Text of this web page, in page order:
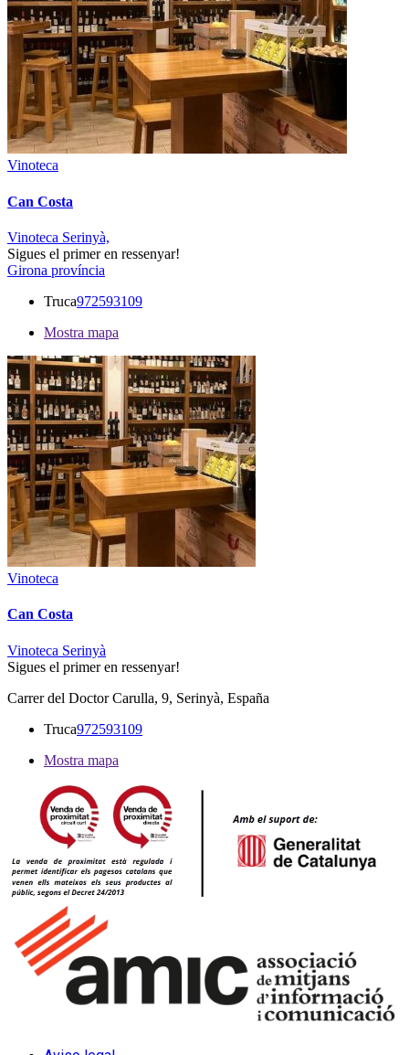
Vinoteca
Can Costa
Vinoteca Serinyà,
Sigues el primer en ressenyar!
Girona província
Truca972593109
Mostra mapa
Vinoteca
Can Costa
Vinoteca Serinyà
Sigues el primer en ressenyar!
Carrer del Doctor Carulla, 9, Serinyà, España
Truca972593109
Mostra mapa